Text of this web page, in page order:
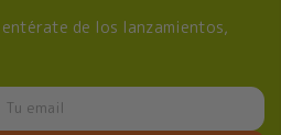
de los lanzamientos,